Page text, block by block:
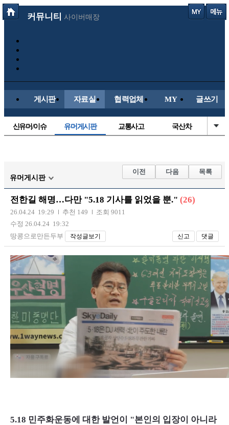
커뮤니티 사이버매장
게시판 자료실 협력업체 MY 글쓰기
신유머/이슈 유머게시판 교통사고 국산차
자유사진 군사/무기
트럭/버스
장착시공사진
유머게시판
이전 다음 목록
전한길 해명…다만 "5.18 기사를 읽었을 뿐." (26)
26.04.24 19:29 추천 149
조회 9011
수정 26.04.24 19:32
땅콩으로만든두부
작성글보기 신고 댓글
5.18 민주화운동에 대한 발언이 "본인의 입장이 아니라